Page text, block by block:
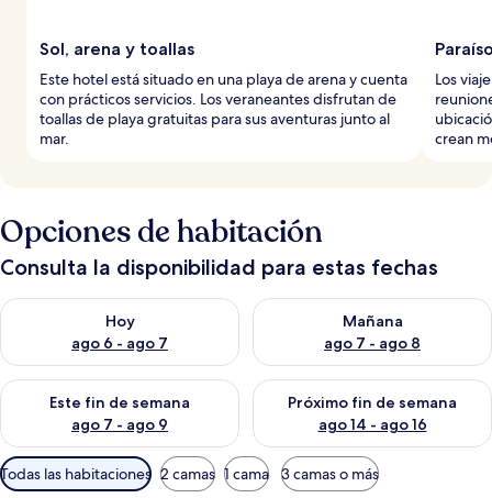
Sol, arena y toallas
Este hotel está situado en una playa de arena y cuenta
con prácticos servicios. Los veraneantes disfrutan de
toallas de playa gratuitas para sus aventuras junto al
mar.
Los
crean
Opciones de habitación
Consulta la disponibilidad para estas fechas
Hoy
ago 6 - ago 7
Consulta la disponibilidad para hoy ago 6 - ago 7
Mañana
ago 7 - ago 8
Consulta la disponibilidad
Este fin de semana
ago 7 - ago 9
Consulta la disponibilidad para este fin de semana ago 7 -
Próximo fin de semana
ago 14 - ago 16
Consulta la disponibilidad
Filtros
disponibles
Todas las habitaciones 2 camas 1 cama 3 camas o más